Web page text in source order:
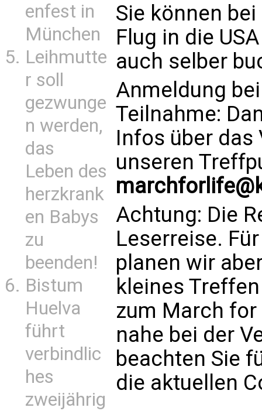
enfest in
München
Leihmutte
r soll
gezwunge
n werden,
das
Leben des
herzkrank
en Babys
zu
beenden!
Bistum
Huelva
führt
verbindlic
hes
zweijährig
Sie können
Flug in die
auch selber
Anmeldung
Teilnahme:
Infos über das
unseren
Achtung: Die
Leserreise.
planen wir
kleines
zum March
nahe bei der
beachten Sie
die aktuellen